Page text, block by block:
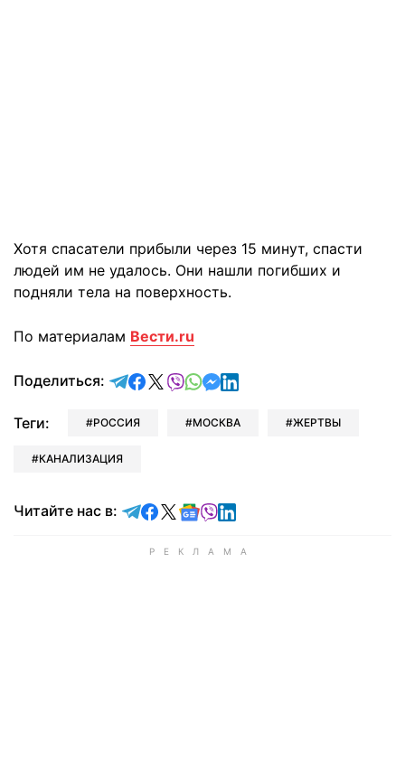
Хотя спасатели прибыли через 15 минут, спасти
людей им не удалось. Они нашли погибших и
подняли тела на поверхность.
По материалам Вести.ru
Поделиться: отправить в Telegram
поделиться в Facebook
поделиться в X
отправить в Viber
отправить в Whatsapp
отправить в Messenger
отправить в LinkedIn
Теги: РОССИЯ МОСКВА ЖЕРТВЫ
КАНАЛИЗАЦИЯ
Читайте нас в: Читайте в Telegram
Читайте в Facebook
Читайте в X
Читайте в Google news
Читайте в Viber
Читайте в LinkedIn